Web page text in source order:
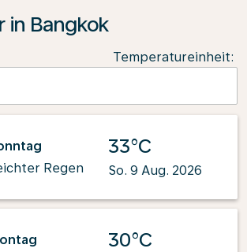
in Bangkok
Temperatureinheit:
Regen
33°C
So. 9 Aug. 2026
30°C